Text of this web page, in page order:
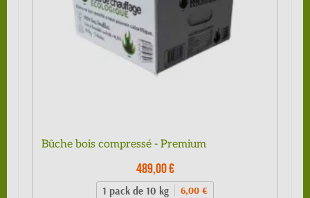
Bûche bois compressé - Premium
489,00 €
1 pack de 10 kg 6,00 €